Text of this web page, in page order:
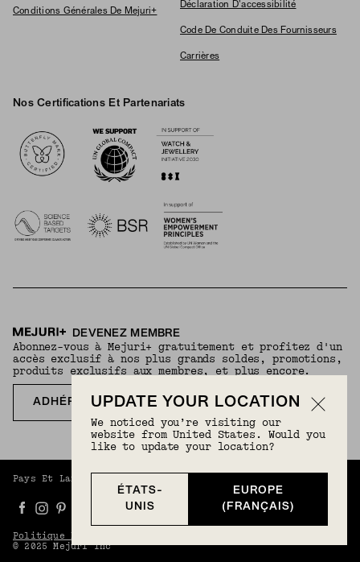
Conditions Générales De Mejuri+
Déclaration D'accessibilité
Code De Conduite Des Fournisseurs
Carrières
Nos Certifications Et Partenariats
DEVENEZ MEMBRE
Abonnez-vous à Mejuri+ gratuitement et profitez d'un
accès exclusif à nos plus grands soldes, promotions,
produits exclusifs aux membres, et plus encore.
ADHÉREZ GRATUITEMENT
Pays Et Langue :
Politique De Confidentialité
© 2025 Mejuri Inc
UPDATE YOUR LOCATION
We noticed you’re visiting our
website from United States. Would you
like to update your location?
ÉTATS-
UNIS
EUROPE
(FRANÇAIS)